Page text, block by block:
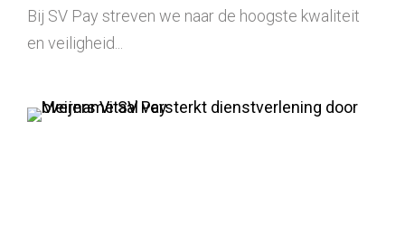
Bij SV Pay streven we naar de hoogste kwaliteit
en veiligheid...